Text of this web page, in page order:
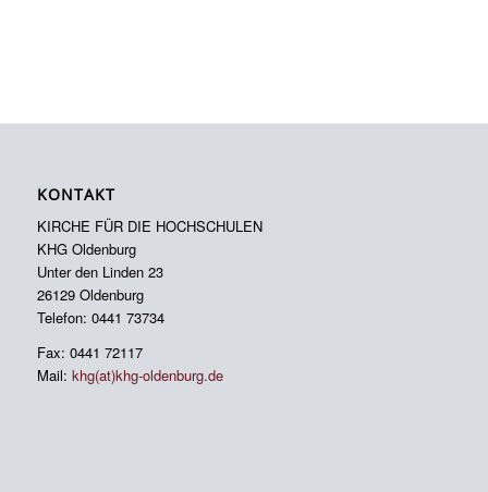
KONTAKT
KIRCHE FÜR DIE HOCHSCHULEN
KHG Oldenburg
Unter den Linden 23
26129 Oldenburg
Telefon: 0441 73734
Fax: 0441 72117
Mail: khg(at)khg-oldenburg.de